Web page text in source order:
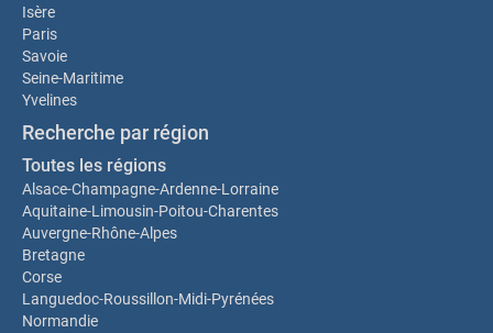
Isère
Paris
Savoie
Seine-Maritime
Yvelines
Recherche par région
Toutes les régions
Alsace-Champagne-Ardenne-Lorraine
Aquitaine-Limousin-Poitou-Charentes
Auvergne-Rhône-Alpes
Bretagne
Corse
Languedoc-Roussillon-Midi-Pyrénées
Normandie